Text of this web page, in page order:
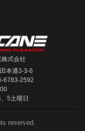
式会社
本通3-3-6
6783-2592
5土曜日
reserved.